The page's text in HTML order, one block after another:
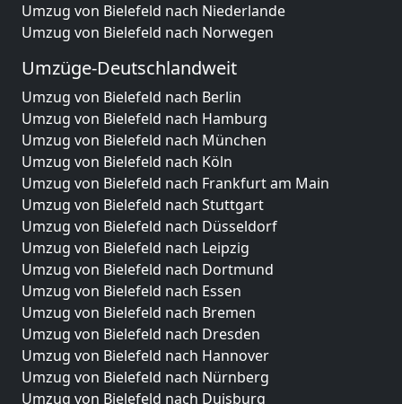
Umzug von Bielefeld nach Niederlande
Umzug von Bielefeld nach Norwegen
Umzüge-Deutschlandweit
Umzug von Bielefeld nach Berlin
Umzug von Bielefeld nach Hamburg
Umzug von Bielefeld nach München
Umzug von Bielefeld nach Köln
Umzug von Bielefeld nach Frankfurt am Main
Umzug von Bielefeld nach Stuttgart
Umzug von Bielefeld nach Düsseldorf
Umzug von Bielefeld nach Leipzig
Umzug von Bielefeld nach Dortmund
Umzug von Bielefeld nach Essen
Umzug von Bielefeld nach Bremen
Umzug von Bielefeld nach Dresden
Umzug von Bielefeld nach Hannover
Umzug von Bielefeld nach Nürnberg
Umzug von Bielefeld nach Duisburg